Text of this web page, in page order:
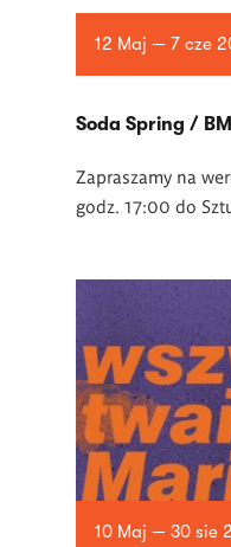
12 Maj — 7 cze
Soda Spring /
Zapraszamy na
godz. 17:00 do
10 Maj — 30 sie